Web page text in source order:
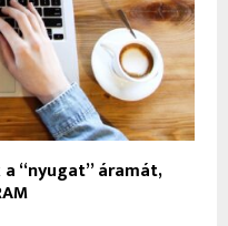
“nyugat” áramát,